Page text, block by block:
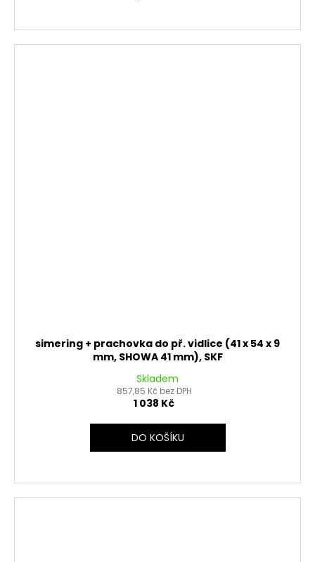
simering + prachovka do př. vidlice (41 x 54 x 9
mm, SHOWA 41 mm), SKF
Skladem
857,85 Kč bez DPH
1 038 Kč
DO KOŠÍKU